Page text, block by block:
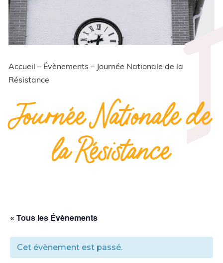
Accueil – Évènements – Journée Nationale de la
Résistance
Journée Nationale de
la Résistance
« Tous les Évènements
Cet évènement est passé.